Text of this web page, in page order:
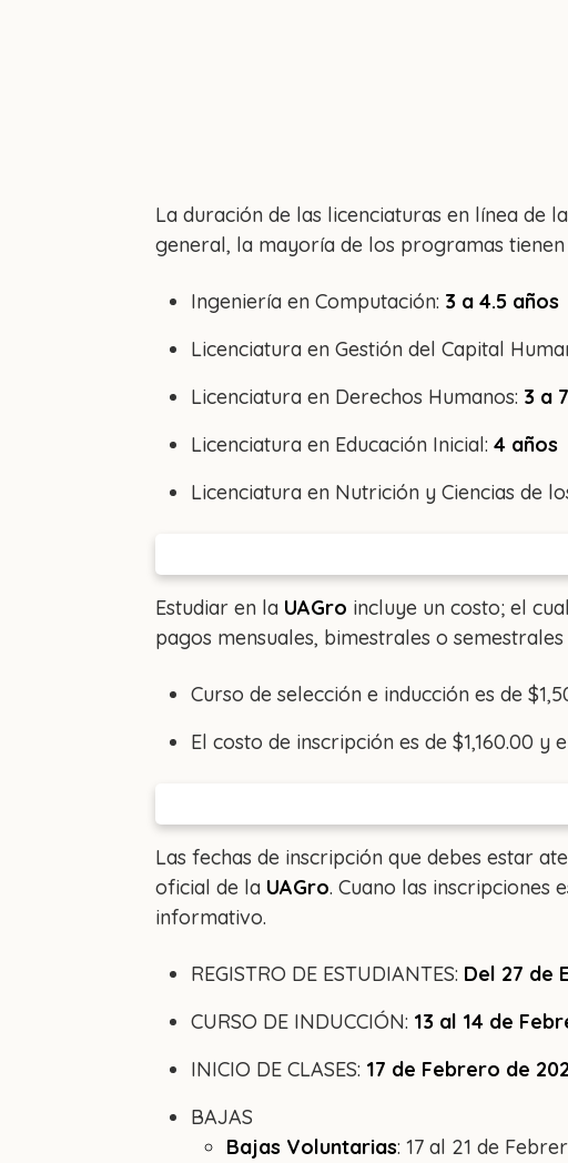
La duración de las licenciaturas en línea de la
general, la mayoría de los programas
Ingeniería en Computación: 3 a 4.5 años
Licenciatura en Gestión del Capital
Licenciatura en Derechos Humanos: 3 a
Licenciatura en Educación Inicial: 4 años
Licenciatura en Nutrición y Ciencias de
Estudiar en la UAGro incluye un costo; el
pagos mensuales, bimestrales o
Curso de selección e inducción es de
El costo de inscripción es de $1,160.00 y
Las fechas de inscripción que debes estar
oficial de la UAGro. Cuano las inscripciones
informativo.
REGISTRO DE ESTUDIANTES: Del 27 de
CURSO DE INDUCCIÓN: 13 al 14 de
INICIO DE CLASES: 17 de Febrero de
BAJAS
Bajas Voluntarias: 17 al 21 de